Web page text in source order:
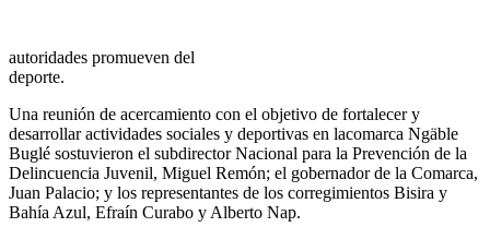
autoridades promueven del
deporte.
Una reunión de acercamiento con el objetivo de fortalecer y
desarrollar actividades sociales y deportivas en lacomarca Ngäble
Buglé sostuvieron el subdirector Nacional para la Prevención de la
Delincuencia Juvenil, Miguel Remón; el gobernador de la Comarca,
Juan Palacio; y los representantes de los corregimientos Bisira y
Bahía Azul, Efraín Curabo y Alberto Nap.